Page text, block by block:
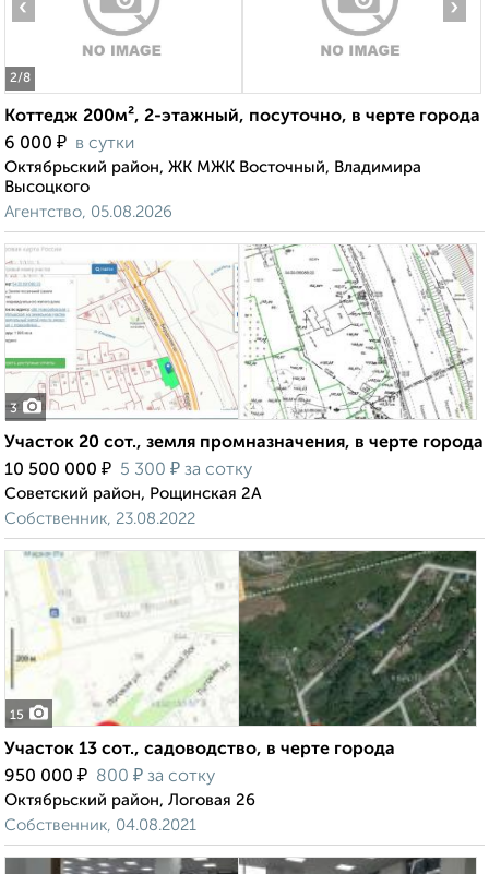
2/8
‹ ›
Коттедж 200м², 2-этажный, посуточно, в черте города
6 000 ₽ в сутки
Октябрьский район, ЖК МЖК Восточный, Владимира
Высоцкого
Агентство, 05.08.2026
3
Участок 20 сот., земля промназначения, в черте города
10 500 000 ₽ 5 300 ₽ за сотку
Советский район, Рощинская 2А
Собственник, 23.08.2022
15
Участок 13 сот., садоводство, в черте города
950 000 ₽ 800 ₽ за сотку
Октябрьский район, Логовая 26
Собственник, 04.08.2021